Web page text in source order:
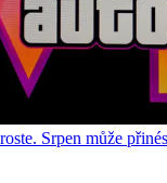
Srpen může